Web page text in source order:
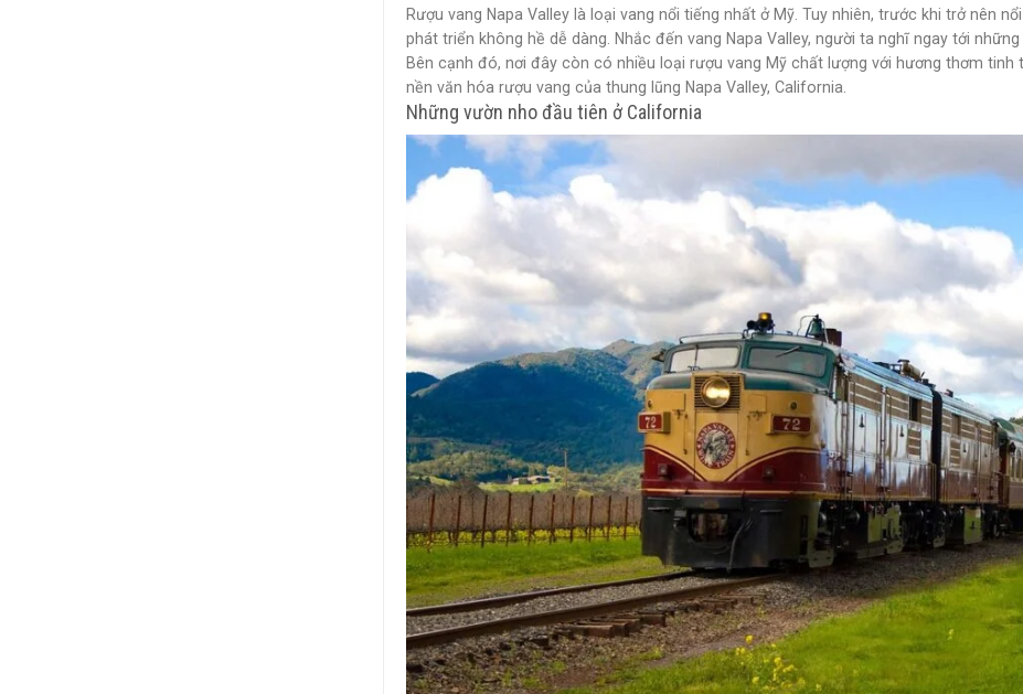
Rượu vang Napa Valley là loại vang nổi tiếng nhất ở Mỹ. Tuy nhiên, trước khi trở nên
phát triển không hề dễ dàng. Nhắc đến vang Napa Valley, người ta nghĩ ngay tới
Bên cạnh đó, nơi đây còn có nhiều loại rượu vang Mỹ chất lượng với hương thơm tinh
nền văn hóa rượu vang của thung lũng Napa Valley, California.
Những vườn nho đầu tiên ở California